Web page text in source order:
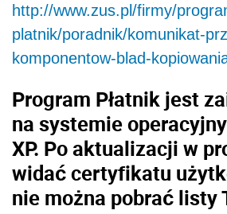
http://www.zus.pl/firmy/
platnik/poradnik/komunikat-
komponentow-blad-
Program Płatnik jest
na systemie
XP. Po aktualizacji w
widać certyfikatu
nie można pobrać listy